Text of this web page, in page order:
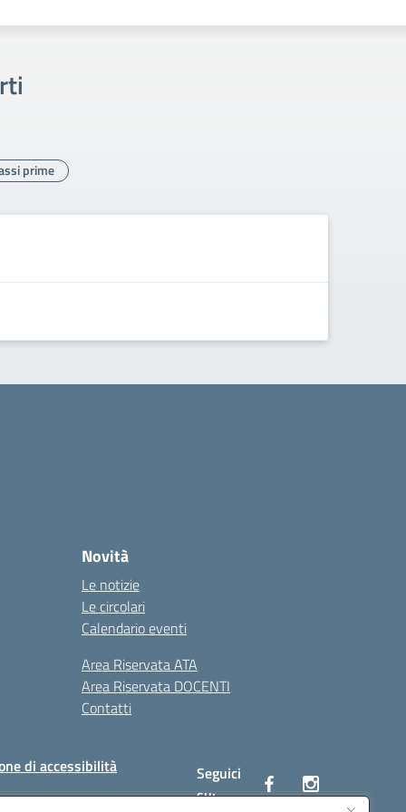
prime
Novità
Le notizie
Le circolari
Calendario eventi
Area Riservata ATA
Area Riservata DOCENTI
Contatti
di accessibilità
Seguici
su: